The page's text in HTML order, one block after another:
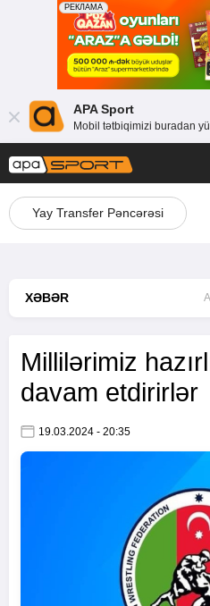
APA Sport
Mobil tətbiqimizi buradan
Yay Transfer Pəncərəsi
XƏBƏR
Millilərimiz
davam etdirirlər
19.03.2024 - 20:35